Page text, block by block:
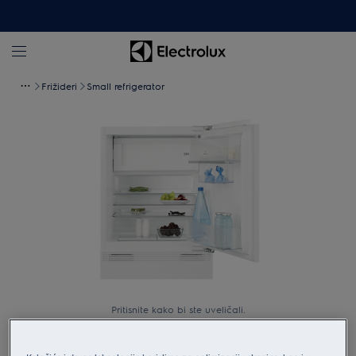
Frižideri Small refrigerator
Pritisnite kako bi ste uveličali.